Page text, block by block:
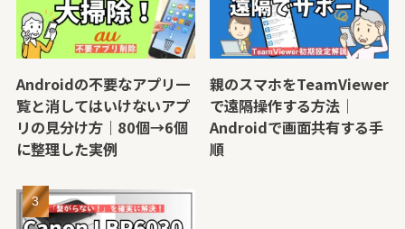
Androidの不要なアプリ一
覧と消してはいけないアプ
リの見分け方｜80個→6個
に整理した実例
親のスマホをTeamViewer
で遠隔操作する方法｜
Androidで画面共有する手
順